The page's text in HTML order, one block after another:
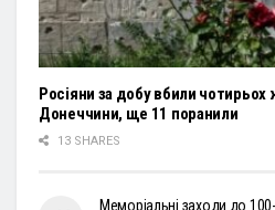
Росіяни за добу вбили чотирьох
Донеччини, ще 11 поранили
13 SHARES
Меморіальні заходи до